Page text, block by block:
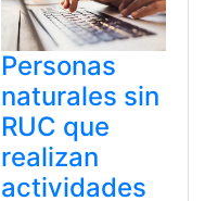
Personas
naturales sin
RUC que
realizan
actividades